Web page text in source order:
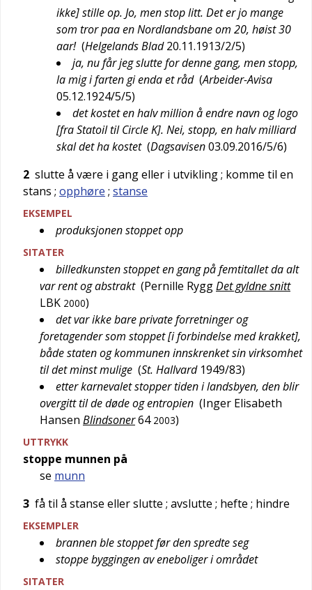
ikke] stille op. Jo, men stop litt. Det er jo mange
som tror paa en Nordlandsbane om 20, høist 30
aar! (Helgelands Blad 20.11.1913/2/5)
ja, nu får jeg slutte for denne gang, men stopp,
la mig i farten gi enda et råd (Arbeider-Avisa
05.12.1924/5/5)
det kostet en halv million å endre navn og logo
[fra Statoil til Circle K]. Nei, stopp, en halv milliard
skal det ha kostet (Dagsavisen03.09.2016/5/6)
2 slutte å være i gang eller i utvikling; komme til en
stans ; opphøre ; stanse
EKSEMPEL
produksjonen stoppet opp
SITATER
billedkunsten stoppet en gang på femtitallet da alt
var rent og abstrakt (Pernille RyggDet gyldne snitt
LBK 2000)
det var ikke bare private forretninger og
foretagender som stoppet [i forbindelse med krakket],
både staten og kommunen innskrenket sin virksomhet
til det minst mulige (St. Hallvard 1949/83)
etter karnevalet stopper tiden i landsbyen, den blir
overgitt til de døde og entropien (Inger Elisabeth
Hansen Blindsoner64 2003)
UTTRYKK
stoppe munnen på
se munn
3 få til å stanse eller slutte ; avslutte ; hefte ; hindre
EKSEMPLER
brannen ble stoppet før den spredte seg
stoppe byggingen av eneboliger i området
SITATER